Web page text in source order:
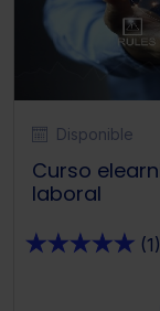
Disponible
Curso
laboral
★★★★★ (1)